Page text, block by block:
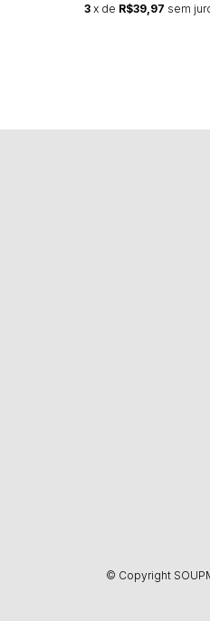
3 x de R$39,97 sem
© Copyright